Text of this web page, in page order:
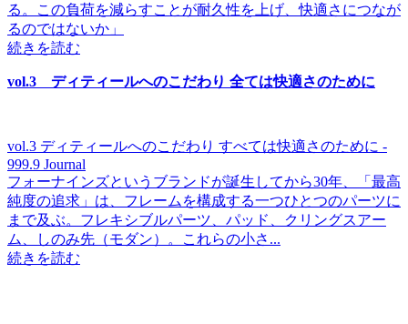
る。この負荷を減らすことが耐久性を上げ、快適さにつなが
るのではないか」
続きを読む
vol.3 ディティールへのこだわり 全ては快適さのために
vol.3 ディティールへのこだわり すべては快適さのために -
999.9 Journal
フォーナインズというブランドが誕生してから30年、「最高
純度の追求」は、フレームを構成する一つひとつのパーツに
まで及ぶ。フレキシブルパーツ、パッド、クリングスアー
ム、しのみ先（モダン）。これらの小さ...
続きを読む